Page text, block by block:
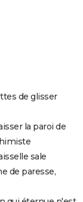
de glisser
la paroi de
sale
de paresse,